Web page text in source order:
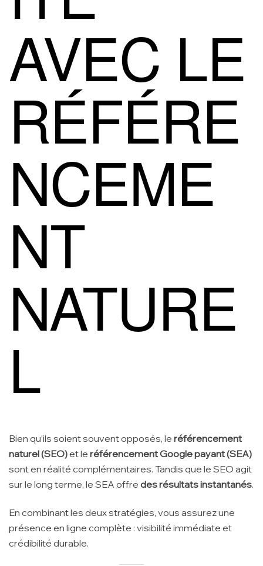
AVEC LE
RÉFÉRE
NCEME
NT
NATURE
L
Bien qu’ils soient souvent opposés, le référencement
naturel (SEO)et le référencement Google payant (SEA)
sont en réalité complémentaires. Tandis que le SEO agit
sur le long terme, le SEA offre des résultats instantanés.
En combinant les deux stratégies, vous assurez une
présence en ligne complète : visibilité immédiate et
crédibilité durable.